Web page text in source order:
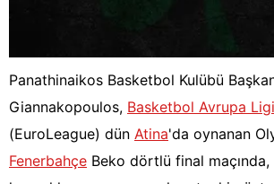
Panathinaikos Basketbol Kulübü
Giannakopoulos, Basketbol Avrupa Ligi
(EuroLeague) dün Atina'da oynanan
Fenerbahçe Beko dörtlü final